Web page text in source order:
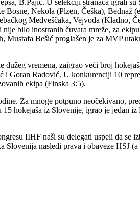
Nekola (Plzen, Češka), Bednaž
Medveščaka, Vejvoda (Kladno,
bilo inostranih čuvara mreže, za
Mustafa Bešić proglašen je za MVP
vremena, zaigrao veći broj
Goran Radović. U konkurenciji 10
ekipa (Finska 3:5).
Za mnoge potpuno neočekivano,
hokejaša iz Slovenije, igrao je jedan iz
IIHF naši su delegati uspeli da se
nasledi prava i obaveze HSJ